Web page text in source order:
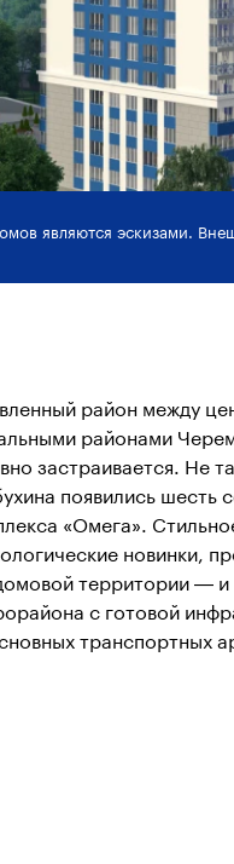
являются эскизами.
район между
районами
застраивается. Не
появились шесть
«Омега».
новинки,
территории — и
с готовой
транспортных